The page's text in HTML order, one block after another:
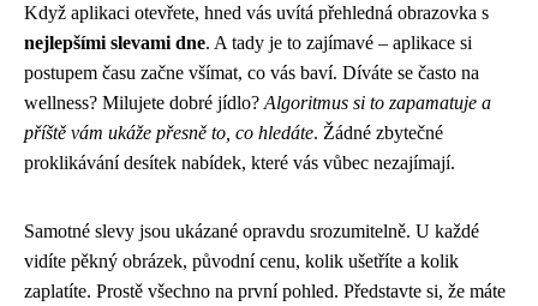
Když aplikaci otevřete, hned vás uvítá přehledná obrazovka s
nejlepšími slevami dne. A tady je to zajímavé – aplikace si
postupem času začne všímat, co vás baví. Díváte se často na
wellness? Milujete dobré jídlo? Algoritmus si to zapamatuje a
příště vám ukáže přesně to, co hledáte. Žádné zbytečné
proklikávání desítek nabídek, které vás vůbec nezajímají.
Samotné slevy jsou ukázané opravdu srozumitelně. U každé
vidíte pěkný obrázek, původní cenu, kolik ušetříte a kolik
zaplatíte. Prostě všechno na první pohled. Představte si, že máte